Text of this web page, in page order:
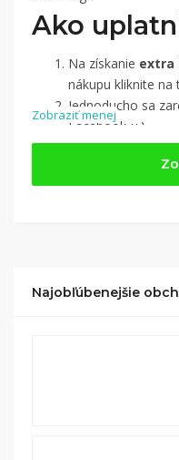
Ako
Na získanie extra
nákupu kliknite na
Jednoducho sa
Facebook-u.)
Jednoducho si
(v ponuke je
Kliknite na
nákupu, si tieto
Zobraziť menej
Najobľúbenejšie